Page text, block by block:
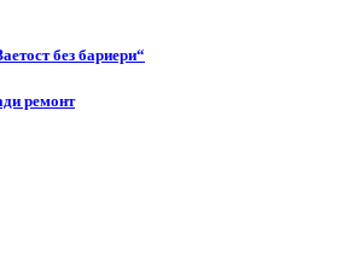
без бариери“
ремонт